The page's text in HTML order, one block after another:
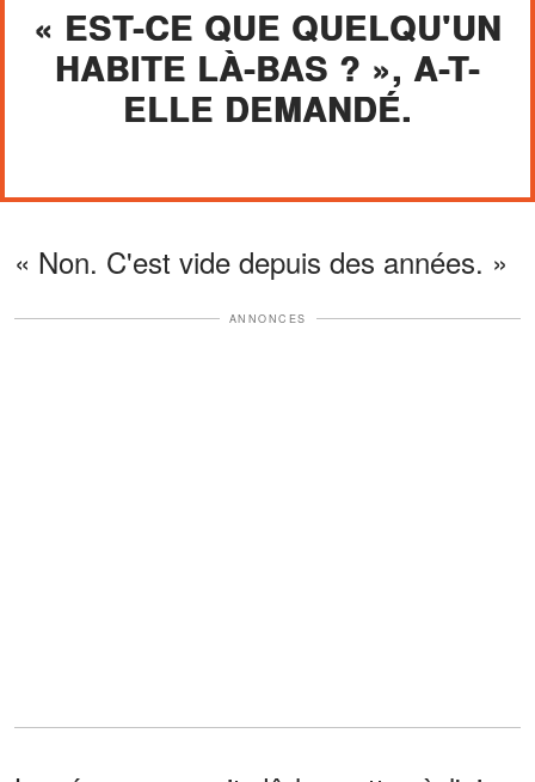
« EST-CE QUE QUELQU'UN
HABITE LÀ-BAS ? », A-T-
ELLE DEMANDÉ.
« Non. C'est vide depuis des années. »
ANNONCES